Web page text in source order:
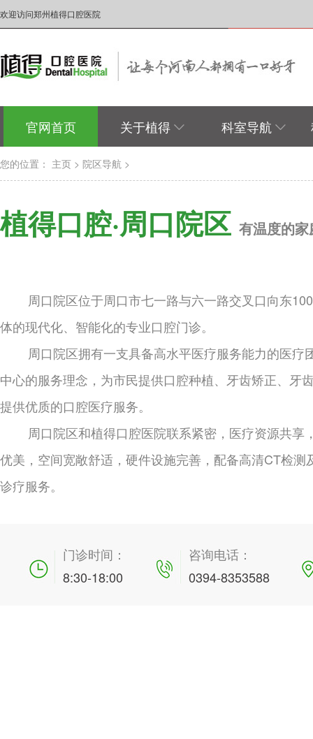
欢迎访问郑州植得口腔医院
官网首页 关于植得 科室导航
您的位置： 主页 > 院区导航 >
植得口腔·周口院区 有温度的
周口院区位于周口市七一路与六一路交叉口向东
体的现代化、智能化的专业口腔门诊。
周口院区拥有一支具备高水平医疗服务能力的医
中心的服务理念，为市民提供口腔种植、牙齿矫正、牙
提供优质的口腔医疗服务。
周口院区和植得口腔医院联系紧密，医疗资源共
优美，空间宽敞舒适，硬件设施完善，配备高清CT检
诊疗服务。
门诊时间：
8:30-18:00
咨询电话：
0394-8353588